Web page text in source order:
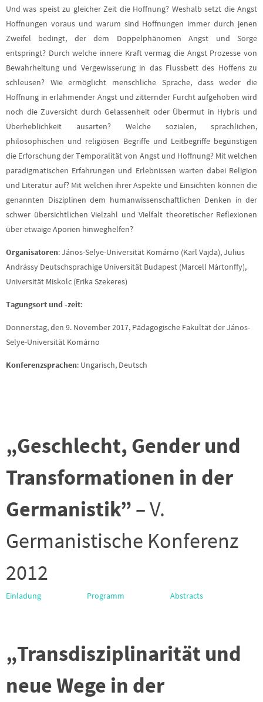
Und was speist zu gleicher Zeit die Hoffnung? Weshalb setzt die Angst
Hoffnungen voraus und warum sind Hoffnungen immer durch jenen
Zweifel bedingt, der dem Doppelphänomen Angst und Sorge
entspringt? Durch welche innere Kraft vermag die Angst Prozesse von
Bewahrheitung und Vergewisserung in das Flussbett des Hoffens zu
schleusen? Wie ermöglicht menschliche Sprache, dass weder die
Hoffnung in erlahmender Angst und zitternder Furcht aufgehoben wird
noch die Zuversicht durch Gelassenheit oder Übermut in Hybris und
Überheblichkeit ausarten? Welche sozialen, sprachlichen,
philosophischen und religiösen Begriffe und Leitbegriffe begünstigen
die Erforschung der Temporalität von Angst und Hoffnung? Mit welchen
paradigmatischen Erfahrungen und Erlebnissen warten dabei Religion
und Literatur auf? Mit welchen ihrer Aspekte und Einsichten können die
genannten Disziplinen dem humanwissenschaftlichen Denken in der
schwer übersichtlichen Vielzahl und Vielfalt theoretischer Reflexionen
über etwaige Aporien hinweghelfen?
Organisatoren: János-Selye-Universität Komárno (Karl Vajda), Julius
Andrássy Deutschsprachige Universität Budapest (Marcell Mártonffy),
Universität Miskolc (Erika Szekeres)
Tagungsort und -zeit:
Donnerstag, den 9. November 2017, Pädagogische Fakultät der János-
Selye-Universität Komárno
Konferenzsprachen: Ungarisch, Deutsch
„Geschlecht, Gender und
Transformationen in der
Germanistik” – V.
Germanistische Konferenz
2012
Einladung Programm Abstracts
„Transdisziplinarität und
neue Wege in der